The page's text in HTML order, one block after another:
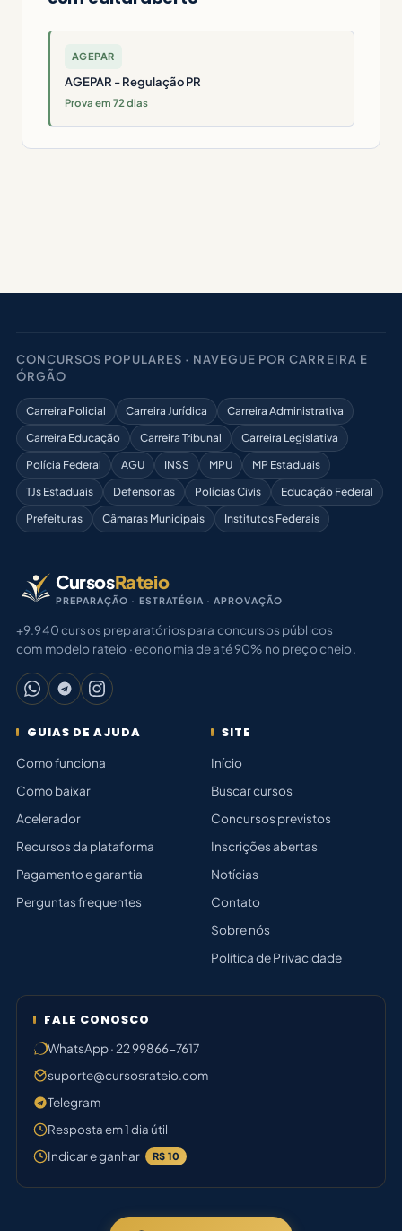
AGEPAR
AGEPAR - Regulação PR
Prova em 72 dias
CONCURSOS POPULARES · NAVEGUE POR CARREIRA E
ÓRGÃO
Carreira Policial Carreira Jurídica
Carreira Administrativa
Carreira Educação
Carreira Tribunal
Carreira Legislativa
Polícia Federal
AGU INSS MPU
MP Estaduais
TJs Estaduais
Defensorias Polícias Civis
Educação Federal
Prefeituras
Câmaras Municipais Institutos Federais
CursosRateio
PREPARAÇÃO · ESTRATÉGIA · APROVAÇÃO
+9.940 cursos preparatórios para concursos públicos
com modelo rateio · economia de até 90% no preço cheio.
GUIAS DE AJUDA
Como funciona
Como baixar
Acelerador
Recursos da plataforma
Pagamento e garantia
Perguntas frequentes
SITE
Início
Buscar cursos
Concursos previstos
Inscrições abertas
Notícias
Contato
Sobre nós
Política de Privacidade
FALE CONOSCO
WhatsApp · 22 99866-7617
suporte@cursosrateio.com
Telegram
Resposta em 1 dia útil
Indicar e ganhar
R$ 10